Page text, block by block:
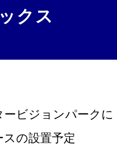
クス
ビジョンパークに
の設置予定